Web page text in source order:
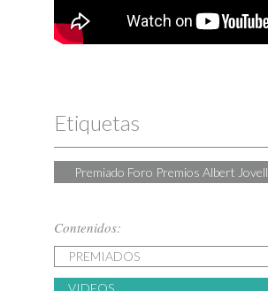
Etiquetas
Premiado Foro Premios Albert Jovell
Contenidos:
PREMIADOS